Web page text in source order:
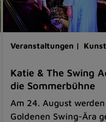
Veranstaltungen |
Katie & The Swing
die Sommerbühne
Am 24. August
Goldenen Swing-Ära